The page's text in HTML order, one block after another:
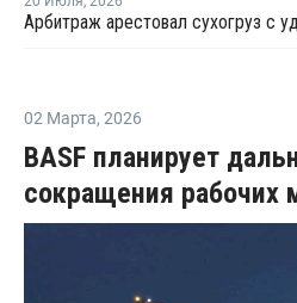
02 Марта, 2026
BASF планирует
сокращения рабочих